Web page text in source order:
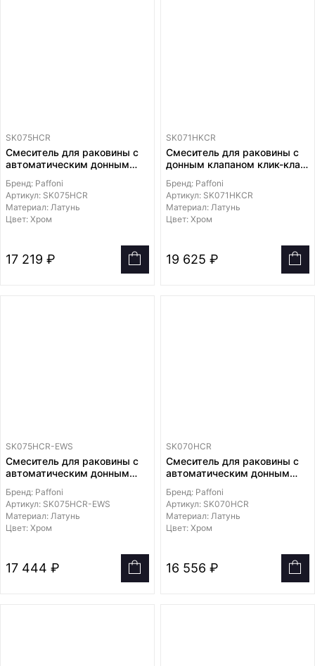
SK075HCR
Смеситель для раковины с
автоматическим донным
Бренд: Paffoni
Артикул: SK075HCR
Материал: Латунь
Цвет: Хром
17 219 ₽
SK071HKCR
Смеситель для раковины с
донным клапаном клик-клак
Бренд: Paffoni
Артикул: SK071HKCR
Материал: Латунь
Цвет: Хром
19 625 ₽
SK075HCR-EWS
Смеситель для раковины с
автоматическим донным
SAVING холодный старт
Бренд: Paffoni
Артикул: SK075HCR-EWS
Материал: Латунь
Цвет: Хром
17 444 ₽
SK070HCR
Смеситель для раковины с
автоматическим донным
Бренд: Paffoni
Артикул: SK070HCR
Материал: Латунь
Цвет: Хром
16 556 ₽